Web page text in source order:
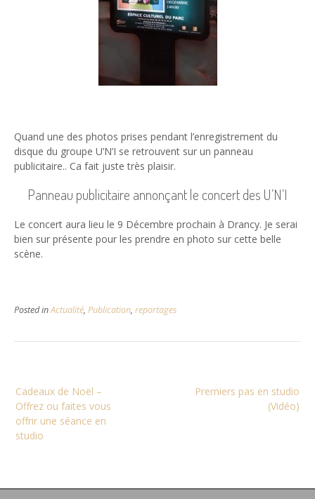
Quand une des photos prises pendant l’enregistrement du
disque du groupe U’N’I se retrouvent sur un panneau
publicitaire.. Ca fait juste très plaisir.
Panneau publicitaire annonçant le concert des U’N’I
Le concert aura lieu le 9 Décembre prochain à Drancy. Je serai
bien sur présente pour les prendre en photo sur cette belle
scène.
Posted inActualité, Publication, reportages
de
l’article
Premiers pas en studio
(Vidéo)
Cadeaux de Noël –
Offrez ou faites vous
offrir une séance en
studio